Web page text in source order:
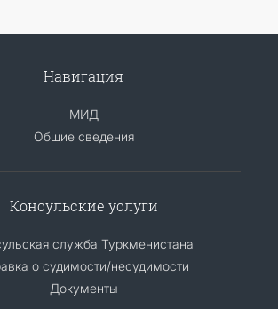
Навигация
МИД
Общие сведения
Консульские услуги
служба Туркменистана
о судимости/несудимости
Документы